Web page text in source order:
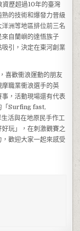
資歷超過10年的臺灣
的技術和爆發力晉級
洲等地區排位前三名
自蘭嶼的達悟族子
引，決定在東河創業
喜歡衝浪運動的朋友
職業衝浪選手的英
，活動現場還有代表
「Surfing fast,
活與在地原民手作工
玩」，在刺激觀賽之
歡迎大家一起來感受